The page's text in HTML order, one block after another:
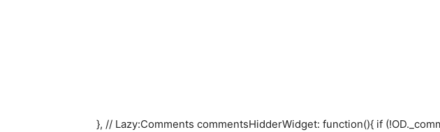
}, // Lazy:Comments commentsHidderWidget: function(){ if